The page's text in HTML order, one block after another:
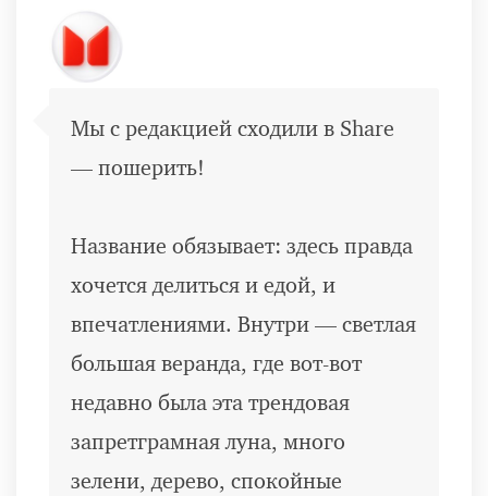
Мы с редакцией сходили в Share
— пошерить!
Название обязывает: здесь правда
хочется делиться и едой, и
впечатлениями. Внутри — светлая
большая веранда, где вот-вот
недавно была эта трендовая
запретграмная луна, много
зелени, дерево, спокойные